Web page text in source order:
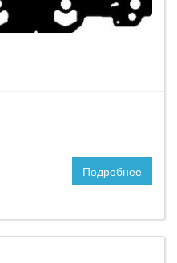
Подробнее